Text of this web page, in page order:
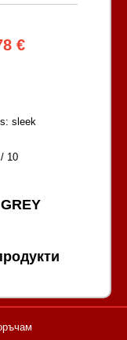
€
sleek
10